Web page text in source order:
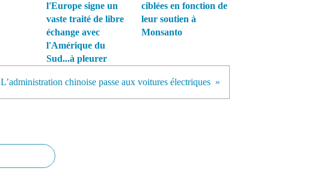
l'Europe signe un
vaste traité de libre
échange avec
l'Amérique du
Sud...à pleurer
ciblées en fonction de
leur soutien à
Monsanto
L’administration chinoise passe aux voitures électriques